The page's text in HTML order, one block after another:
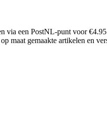
via een PostNL-punt voor
maat gemaakte artikelen en